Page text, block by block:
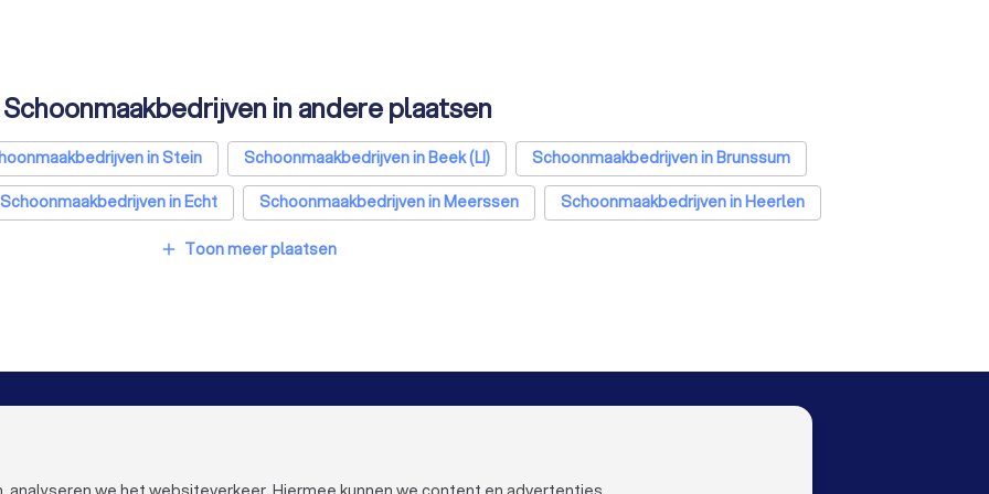
Schoonmaakbedrijven in andere plaatsen
in Stein Schoonmaakbedrijven in Beek (LI)
Schoonmaakbedrijven in Brunssum
Schoonmaakbedrijven in Echt Schoonmaakbedrijven in Meerssen
Schoonmaakbedrijven in Heerlen
in Landgraaf Schoonmaakbedrijven in Amsterdam
in Haarlem Schoonmaakbedrijven in Arnhem
Schoonmaakbedrijven in Amersfoort
Schoonmaakbedrijven in Leiden
add Toon meer plaatsen
Trustoo Top Pro
Werken bij Trustoo